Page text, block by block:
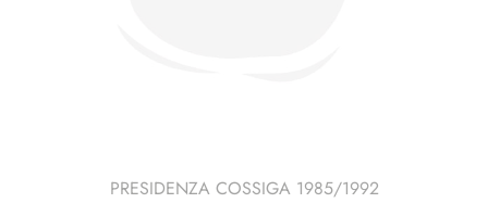
PRESIDENZA COSSIGA 1985/1992